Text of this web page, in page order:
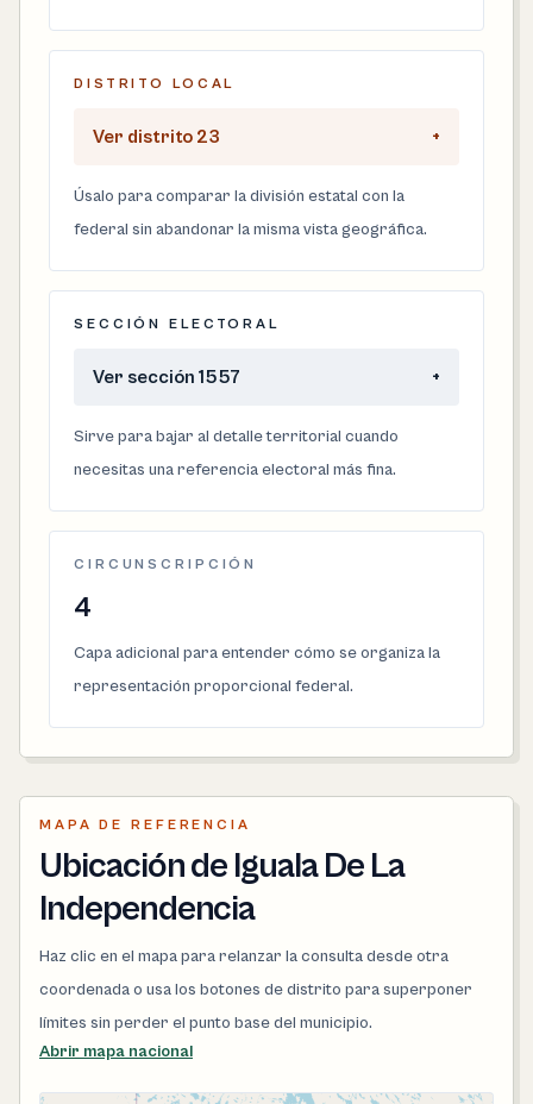
DISTRITO LOCAL
Ver distrito 23 +
Úsalo para comparar la división estatal con la
federal sin abandonar la misma vista geográfica.
SECCIÓN ELECTORAL
Ver sección 1557 +
Sirve para bajar al detalle territorial cuando
necesitas una referencia electoral más fina.
CIRCUNSCRIPCIÓN
4
Capa adicional para entender cómo se organiza la
representación proporcional federal.
MAPA DE REFERENCIA
Ubicación de Iguala De La
Independencia
Haz clic en el mapa para relanzar la consulta desde otra
coordenada o usa los botones de distrito para superponer
límites sin perder el punto base del municipio.
Abrir mapa nacional